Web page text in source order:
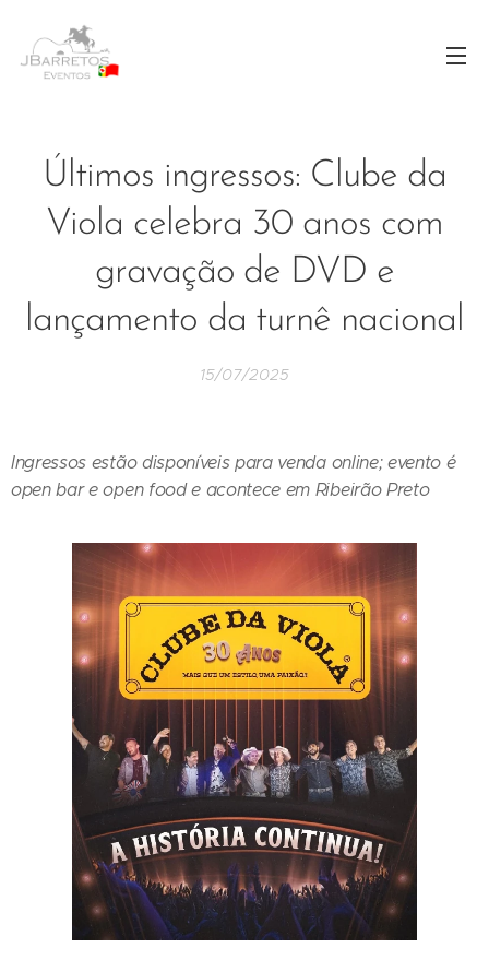
Últimos ingressos: Clube da
Viola celebra 30 anos com
gravação de DVD e
lançamento da turnê nacional
15/07/2025
Ingressos estão disponíveis para venda online; evento é
open bar e open food e acontece em Ribeirão Preto